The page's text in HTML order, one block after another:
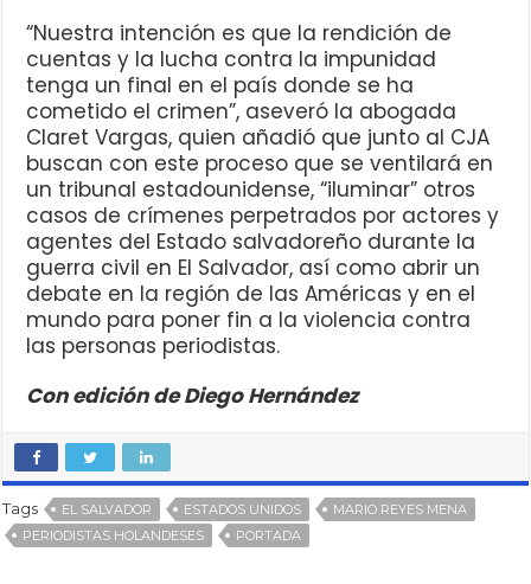
“Nuestra intención es que la rendición de
cuentas y la lucha contra la impunidad
tenga un final en el país donde se ha
cometido el crimen”, aseveró la abogada
Claret Vargas, quien añadió que junto al CJA
buscan con este proceso que se ventilará en
un tribunal estadounidense, “iluminar” otros
casos de crímenes perpetrados por actores y
agentes del Estado salvadoreño durante la
guerra civil en El Salvador, así como abrir un
debate en la región de las Américas y en el
mundo para poner fin a la violencia contra
las personas periodistas.
Con edición de Diego Hernández
Tags EL SALVADOR ESTADOS UNIDOS
MARIO REYES MENA
PERIODISTAS HOLANDESES
PORTADA